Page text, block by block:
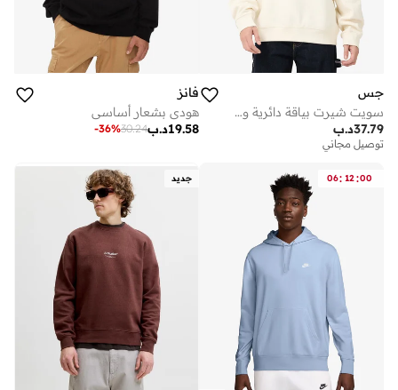
جس
سويت شيرت بياقة دائرية وشعار
د.ب37.79
توصيل مجاني
فانز
هودي بشعار أساسي
د.ب19.58
30.24
-36%
06: 12 :00 جديد